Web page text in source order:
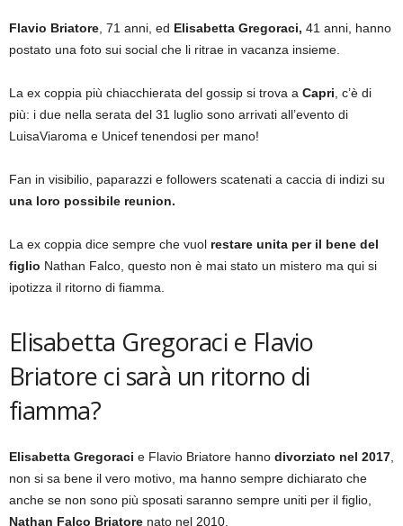
Flavio Briatore, 71 anni, ed Elisabetta Gregoraci, 41 anni, hanno
postato una foto sui social che li ritrae in vacanza insieme.
La ex coppia più chiacchierata del gossip si trova a Capri, c’è di
più: i due nella serata del 31 luglio sono arrivati all’evento di
LuisaViaroma e Unicef tenendosi per mano!
Fan in visibilio, paparazzi e followers scatenati a caccia di indizi su
una loro possibile reunion.
La ex coppia dice sempre che vuol restare unita per il bene del
figlio Nathan Falco, questo non è mai stato un mistero ma qui si
ipotizza il ritorno di fiamma.
Elisabetta Gregoraci e Flavio
Briatore ci sarà un ritorno di
fiamma?
Elisabetta Gregoraci e Flavio Briatore hanno divorziato nel 2017,
non si sa bene il vero motivo, ma hanno sempre dichiarato che
anche se non sono più sposati saranno sempre uniti per il figlio,
Nathan Falco Briatore nato nel 2010.